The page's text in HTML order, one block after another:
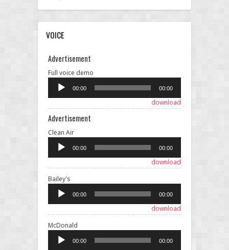
VOICE
Advertisement
Full voice demo
00:00 00:00
download
Advertisement
Clean AirAudio
00:00 00:00
download
Bailey'sAudio
00:00 00:00
download
McDonald
00:00 00:00